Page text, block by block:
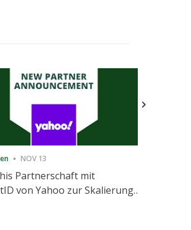
NOV 13
Partnerschaft mit
von Yahoo zur Skalierung